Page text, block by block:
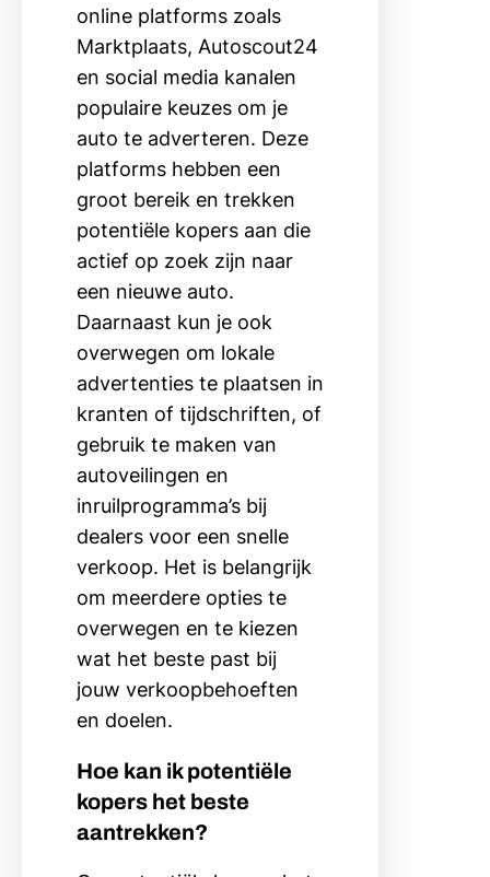
online platforms zoals
Marktplaats, Autoscout24
en social media kanalen
populaire keuzes om je
auto te adverteren. Deze
platforms hebben een
groot bereik en trekken
potentiële kopers aan die
actief op zoek zijn naar
een nieuwe auto.
Daarnaast kun je ook
overwegen om lokale
advertenties te plaatsen in
kranten of tijdschriften, of
gebruik te maken van
autoveilingen en
inruilprogramma’s bij
dealers voor een snelle
verkoop. Het is belangrijk
om meerdere opties te
overwegen en te kiezen
wat het beste past bij
jouw verkoopbehoeften
en doelen.
Hoe kan ik potentiële
kopers het beste
aantrekken?